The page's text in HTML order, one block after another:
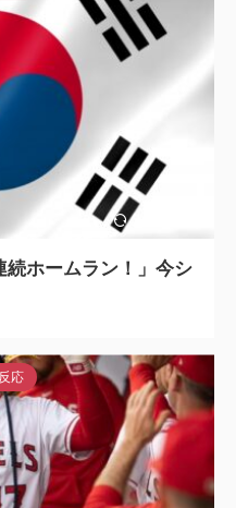
2024/5/6
ホームラン！」今シ
応